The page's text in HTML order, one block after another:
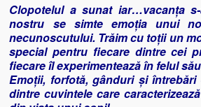
Clopotelul a sunat iar…vacanța
nostru se simte emoția unui
necunoscutului. Trăim cu toții un
special pentru fiecare dintre cei
fiecare îl experimentează în felul
Emoții, forfotă, gânduri și
dintre cuvintele care